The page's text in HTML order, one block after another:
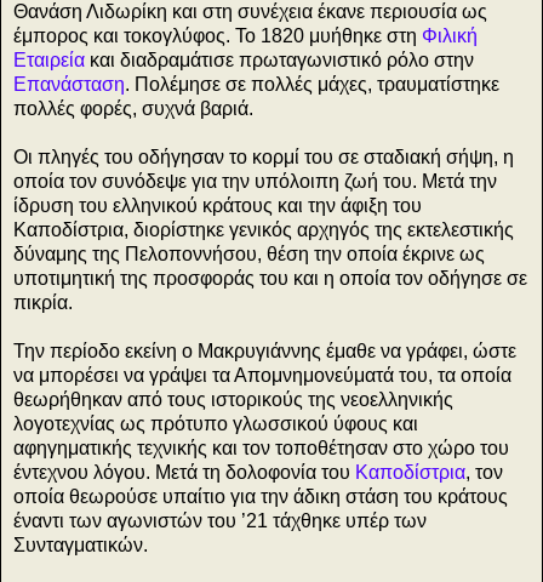
Θανάση Λιδωρίκη και στη συνέχεια έκανε περιουσία ως
έμπορος και τοκογλύφος. Το 1820 μυήθηκε στη Φιλική
Εταιρεία και διαδραμάτισε πρωταγωνιστικό ρόλο στην
Επανάσταση. Πολέμησε σε πολλές μάχες, τραυματίστηκε
πολλές φορές, συχνά βαριά.
Οι πληγές του οδήγησαν το κορμί του σε σταδιακή σήψη, η
οποία τον συνόδεψε για την υπόλοιπη ζωή του. Μετά την
ίδρυση του ελληνικού κράτους και την άφιξη του
Καποδίστρια, διορίστηκε γενικός αρχηγός της εκτελεστικής
δύναμης της Πελοποννήσου, θέση την οποία έκρινε ως
υποτιμητική της προσφοράς του και η οποία τον οδήγησε σε
πικρία.
Την περίοδο εκείνη ο Μακρυγιάννης έμαθε να γράφει, ώστε
να μπορέσει να γράψει τα Απομνημονεύματά του, τα οποία
θεωρήθηκαν από τους ιστορικούς της νεοελληνικής
λογοτεχνίας ως πρότυπο γλωσσικού ύφους και
αφηγηματικής τεχνικής και τον τοποθέτησαν στο χώρο του
έντεχνου λόγου. Μετά τη δολοφονία του Καποδίστρια, τον
οποία θεωρούσε υπαίτιο για την άδικη στάση του κράτους
έναντι των αγωνιστών του ’21 τάχθηκε υπέρ των
Συνταγματικών.